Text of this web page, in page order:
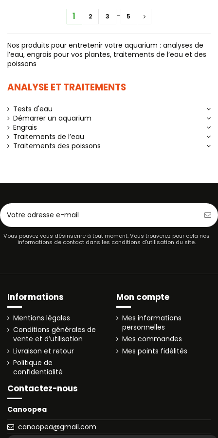
1 2 3 … 5
Nos produits pour entretenir votre aquarium : analyses de
l’eau, engrais pour vos plantes, traitements de l’eau et des
poissons
ANALYSE ET TRAITEMENTS
Tests d'eau
Démarrer un aquarium
Engrais
Traitements de l’eau
Traitements des poissons
Vous pouvez vous désinscrire à tout moment. Vous trouverez pour cela nos
informations de contact dans les conditions d'utilisation du site.
Informations
Mentions légales
Conditions générales de
vente et d’utilisation
Livraison et retour
Politique de
confidentialité
Mon compte
Mes informations
personnelles
Mes commandes
Mes points fidélités
Contactez-nous
Canoopea
canoopea@gmail.com